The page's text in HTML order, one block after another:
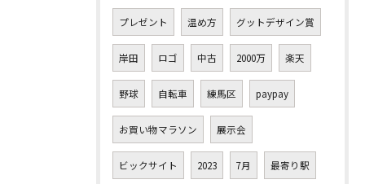
プレゼント 温め方 グットデザイン賞
岸田 ロゴ 中古 2000万 楽天
野球 自転車 練馬区 paypay
お買い物マラソン 展示会
ビックサイト 2023 7月 最寄り駅